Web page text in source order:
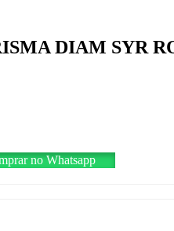
DIAM SYR
no Whatsapp